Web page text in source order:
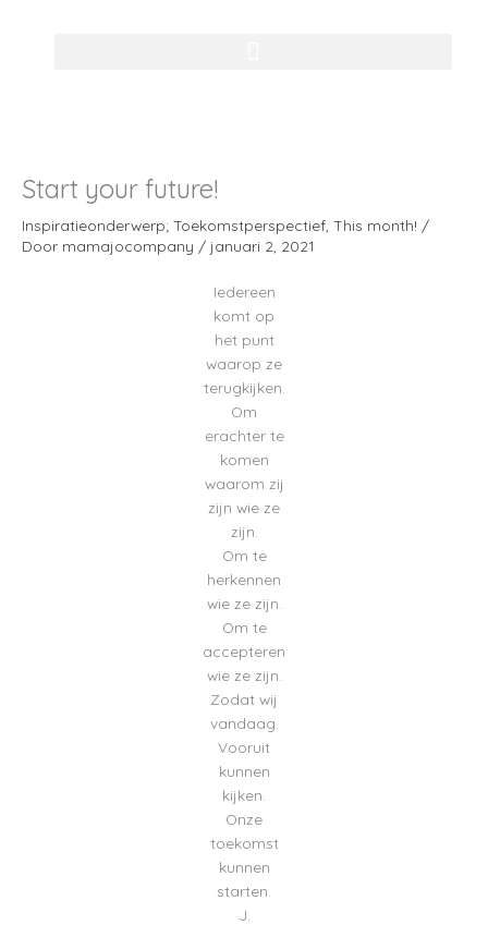
Start your future!
Inspiratieonderwerp; Toekomstperspectief This month! /
Door mamajocompany / januari 2, 2021
Iedereen
komt op
het punt
waarop ze
terugkijken.
Om
erachter te
komen
waarom zij
zijn wie ze
zijn.
Om te
herkennen
wie ze zijn.
Om te
accepteren
wie ze zijn.
Zodat wij
vandaag.
Vooruit
kunnen
kijken.
Onze
toekomst
kunnen
starten.
J.